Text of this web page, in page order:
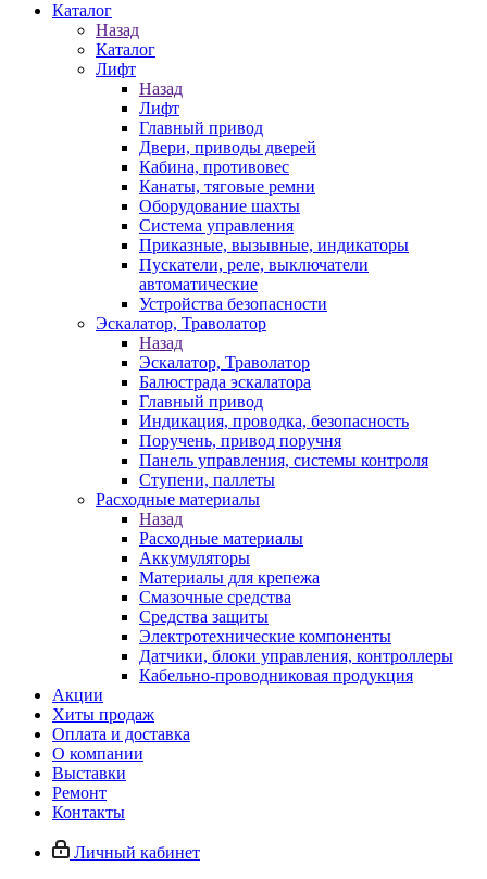
Каталог
Назад
Каталог
Лифт
Назад
Лифт
Главный привод
Двери, приводы дверей
Кабина, противовес
Канаты, тяговые ремни
Оборудование шахты
Система управления
Приказные, вызывные, индикаторы
Пускатели, реле, выключатели
автоматические
Устройства безопасности
Эскалатор, Траволатор
Назад
Эскалатор, Траволатор
Балюстрада эскалатора
Главный привод
Индикация, проводка, безопасность
Поручень, привод поручня
Панель управления, системы контроля
Ступени, паллеты
Расходные материалы
Назад
Расходные материалы
Аккумуляторы
Материалы для крепежа
Смазочные средства
Средства защиты
Электротехнические компоненты
Датчики, блоки управления, контроллеры
Кабельно-проводниковая продукция
Акции
Хиты продаж
Оплата и доставка
О компании
Выставки
Ремонт
Контакты
Личный кабинет